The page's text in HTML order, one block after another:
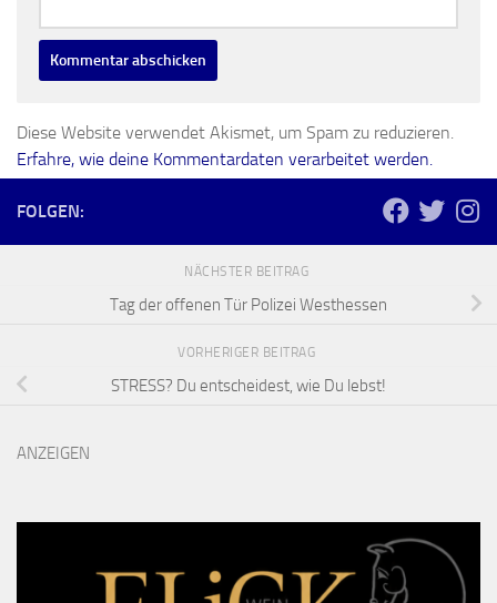
Diese Website verwendet Akismet, um Spam zu reduzieren.
Erfahre, wie deine Kommentardaten verarbeitet werden.
FOLGEN:
NÄCHSTER BEITRAG
Tag der offenen Tür Polizei Westhessen
VORHERIGER BEITRAG
STRESS? Du entscheidest, wie Du lebst!
ANZEIGEN